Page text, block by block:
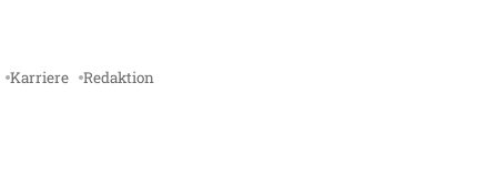
Karriere Redaktion